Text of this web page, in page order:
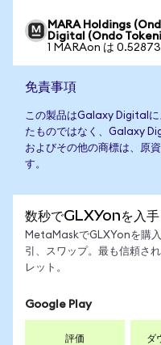
MARA Holdings
Digital (Ondo
1 MARAon は
免責事項
この製品はGalaxy Digitalに
たものではなく、Galaxy
およびその他の商標は、原
す。
数秒でGLXYonを入手
MetaMaskでGLXYonを購
引、スワップ。最も信頼さ
レット。
Google Play
評価 ダ